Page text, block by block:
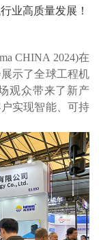
业高质量发展！
CHINA 2024)在
示了全球工程机
观众带来了新产
实现智能、可持